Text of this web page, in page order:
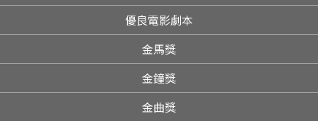
優良電影劇本
金馬獎
金鐘獎
金曲獎